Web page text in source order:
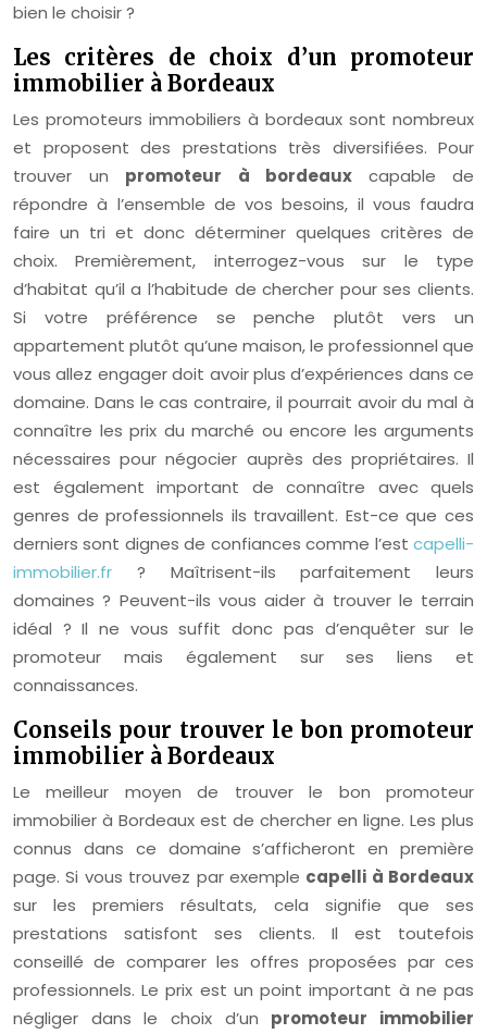
bien le choisir ?
Les critères de choix d’un promoteur
immobilier à Bordeaux
Les promoteurs immobiliers à bordeaux sont nombreux
et proposent des prestations très diversifiées. Pour
trouver un promoteur à bordeaux capable de
répondre à l’ensemble de vos besoins, il vous faudra
faire un tri et donc déterminer quelques critères de
choix. Premièrement, interrogez-vous sur le type
d’habitat qu’il a l’habitude de chercher pour ses clients.
Si votre préférence se penche plutôt vers un
appartement plutôt qu’une maison, le professionnel que
vous allez engager doit avoir plus d’expériences dans ce
domaine. Dans le cas contraire, il pourrait avoir du mal à
connaître les prix du marché ou encore les arguments
nécessaires pour négocier auprès des propriétaires. Il
est également important de connaître avec quels
genres de professionnels ils travaillent. Est-ce que ces
derniers sont dignes de confiances comme l’est capelli-
immobilier.fr ? Maîtrisent-ils parfaitement leurs
domaines ? Peuvent-ils vous aider à trouver le terrain
idéal ? Il ne vous suffit donc pas d’enquêter sur le
promoteur mais également sur ses liens et
connaissances.
Conseils pour trouver le bon promoteur
immobilier à Bordeaux
Le meilleur moyen de trouver le bon promoteur
immobilier à Bordeaux est de chercher en ligne. Les plus
connus dans ce domaine s’afficheront en première
page. Si vous trouvez par exemple capelli à Bordeaux
sur les premiers résultats, cela signifie que ses
prestations satisfont ses clients. Il est toutefois
conseillé de comparer les offres proposées par ces
professionnels. Le prix est un point important à ne pas
négliger dans le choix d’un promoteur immobilier